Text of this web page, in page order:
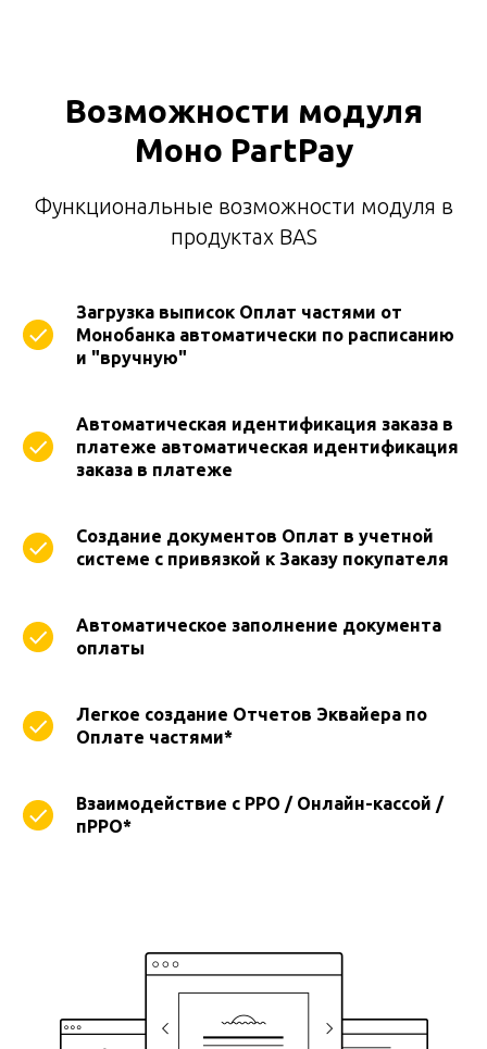
Возможности модуля
Моно PartPay
Функциональные возможности модуля в
продуктах BAS
Загрузка выписок Оплат частями от
Монобанка автоматически по расписанию
и "вручную"
Автоматическая идентификация заказа в
платеже автоматическая идентификация
заказа в платеже
Создание документов Оплат в учетной
системе с привязкой к Заказу покупателя
Автоматическое заполнение документа
оплаты
Легкое создание Отчетов Эквайера по
Оплате частями*
Взаимодействие с РРО / Онлайн-кассой /
пРРО*